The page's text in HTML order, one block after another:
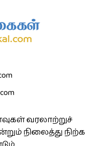
வரலாற்றுச்
நிலைத்து நிற்க